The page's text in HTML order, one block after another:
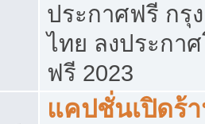
ประกาศฟรี กรุ
ไทย ลงประกา
ฟรี 2023
แคปชั่นเปิดร้